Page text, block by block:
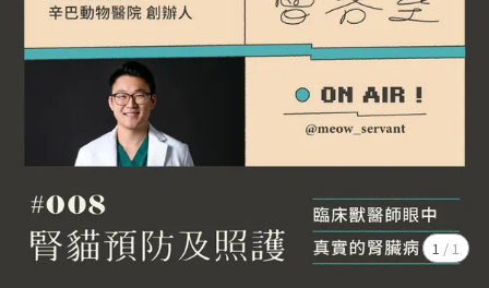
1 / 1